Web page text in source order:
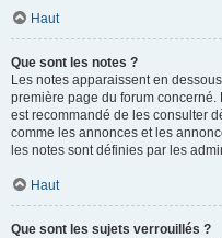
Haut
Que sont les notes ?
Les notes apparaissent en
première page du forum concerné.
est recommandé de les consulter
comme les annonces et les
les notes sont définies par les
Haut
Que sont les sujets verrouillés ?